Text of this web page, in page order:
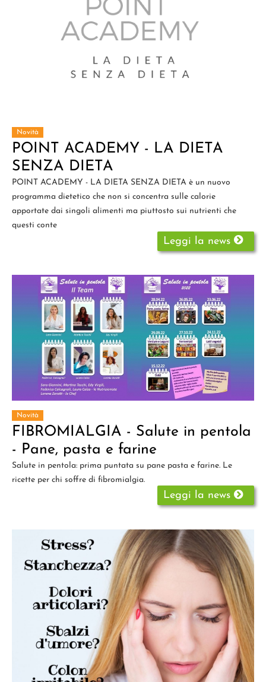
Novità
POINT ACADEMY - LA DIETA
SENZA DIETA
POINT ACADEMY - LA DIETA SENZA DIETA è un nuovo
programma dietetico che non si concentra sulle calorie
apportate dai singoli alimenti ma piuttosto sui nutrienti che
questi conte
Leggi la news
Novità
FIBROMIALGIA - Salute in pentola
- Pane, pasta e farine
Salute in pentola: prima puntata su pane pasta e farine. Le
ricette per chi soffre di fibromialgia.
Leggi la news